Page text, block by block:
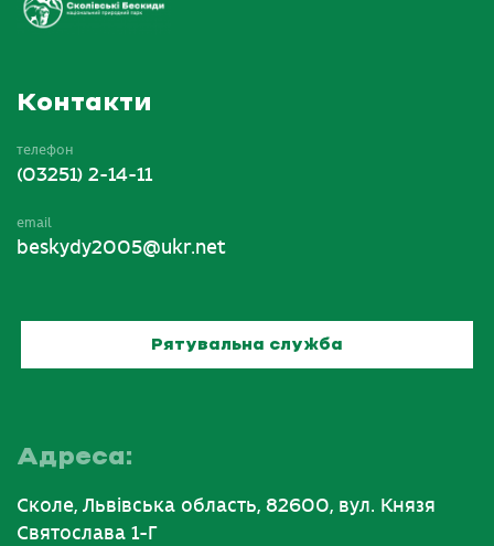
Контакти
телефон
(03251) 2-14-11
email
beskydy2005@ukr.net
Рятувальна служба
Адреса:
Сколе, Львівська область, 82600, вул. Князя
Святослава 1-Г